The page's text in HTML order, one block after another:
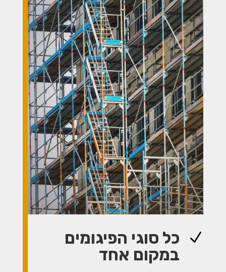
N
כל סוגי הפיגומים
במקום אחד